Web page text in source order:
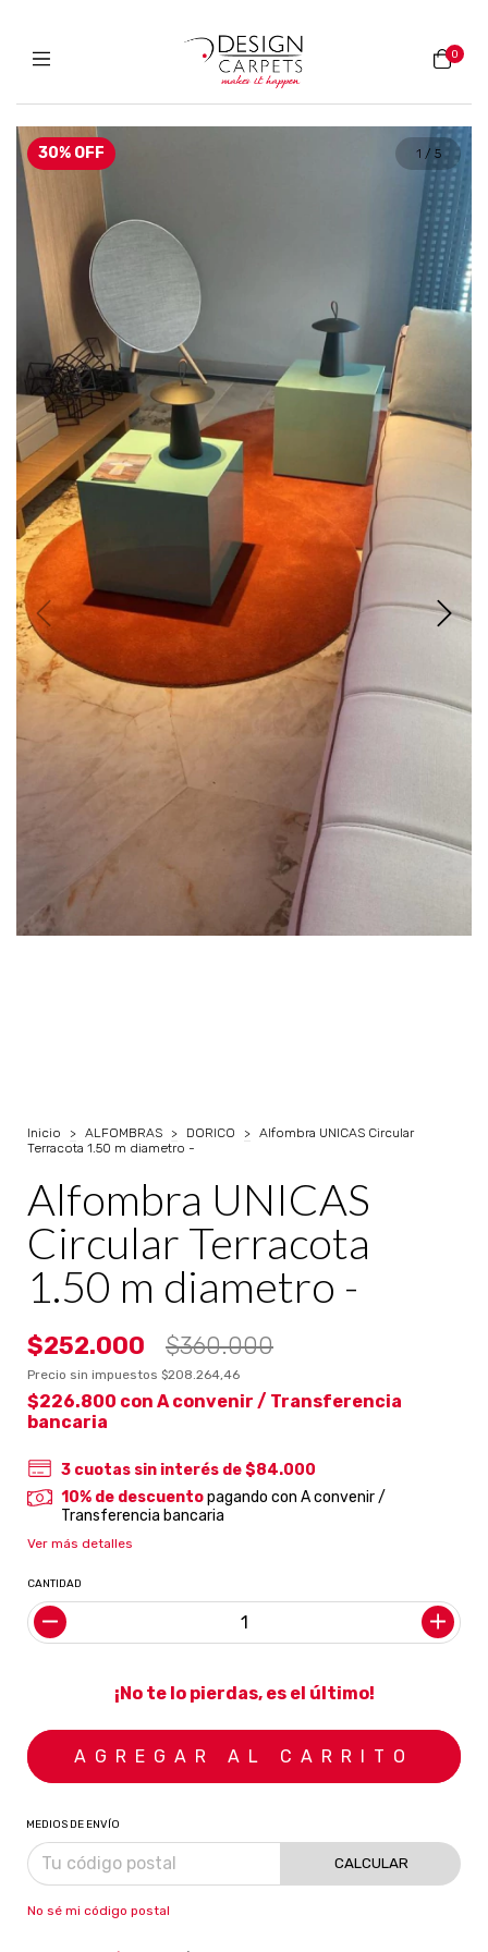
0
30% OFF 1 / 5
Inicio > ALFOMBRAS > DORICO > Alfombra UNICAS Circular
Terracota 1.50 m diametro -
Alfombra UNICAS
Circular Terracota
1.50 m diametro -
$252.000 $360.000
Precio sin impuestos $208.264,46
$226.800 con A convenir / Transferencia
bancaria
3 cuotas sin interés de$84.000
10% de descuentopagando con A convenir /
Transferencia bancaria
Ver más detalles
CANTIDAD
¡No te lo pierdas, es el último!
MEDIOS DE ENVÍO
CALCULAR
No sé mi código postal